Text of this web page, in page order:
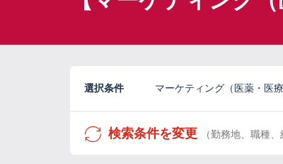
選択条件 マーケティング（医薬・医
検索条件を変更 （勤務地、職種